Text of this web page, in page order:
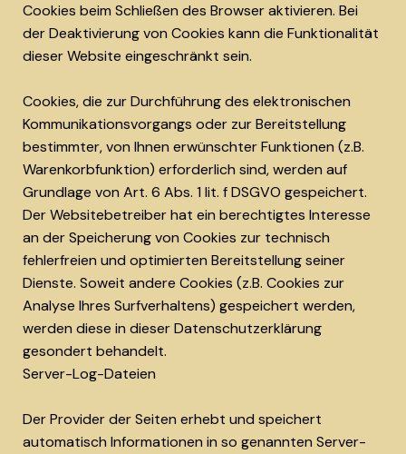
Cookies beim Schließen des Browser aktivieren. Bei
der Deaktivierung von Cookies kann die Funktionalität
dieser Website eingeschränkt sein.
Cookies, die zur Durchführung des elektronischen
Kommunikationsvorgangs oder zur Bereitstellung
bestimmter, von Ihnen erwünschter Funktionen (z.B.
Warenkorbfunktion) erforderlich sind, werden auf
Grundlage von Art. 6 Abs. 1 lit. f DSGVO gespeichert.
Der Websitebetreiber hat ein berechtigtes Interesse
an der Speicherung von Cookies zur technisch
fehlerfreien und optimierten Bereitstellung seiner
Dienste. Soweit andere Cookies (z.B. Cookies zur
Analyse Ihres Surfverhaltens) gespeichert werden,
werden diese in dieser Datenschutzerklärung
gesondert behandelt.
Server-Log-Dateien
Der Provider der Seiten erhebt und speichert
automatisch Informationen in so genannten Server-